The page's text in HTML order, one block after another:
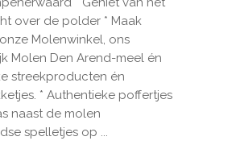
over de polder * Maak
Molenwinkel, ons
Molen Den Arend-meel én
streekproducten én
* Authentieke poffertjes
naast de molen
spelletjes op